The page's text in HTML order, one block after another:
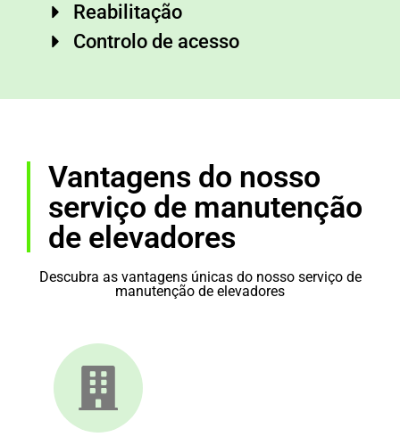
Reabilitação
Controlo de acesso
Vantagens do nosso
serviço de manutenção
de elevadores
Descubra as vantagens únicas do nosso serviço de
manutenção de elevadores